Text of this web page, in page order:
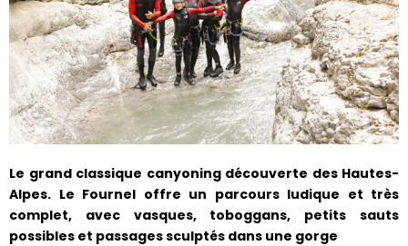
Le grand classique canyoning découverte des Hautes-
Alpes. Le Fournel offre un parcours ludique et très
complet, avec vasques, toboggans, petits sauts
possibles et passages sculptés dans une gorge